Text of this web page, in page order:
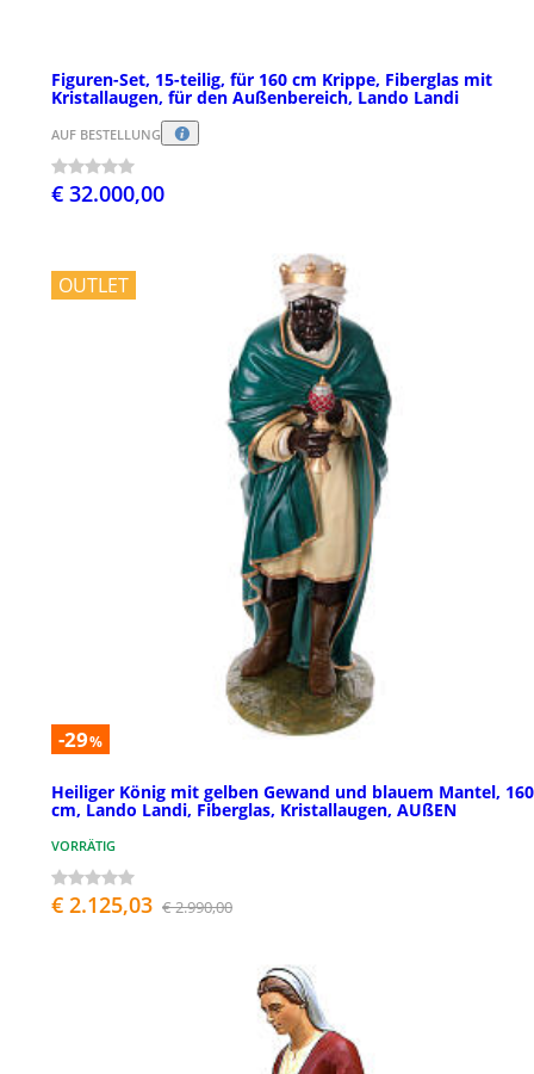
Figuren-Set, 15-teilig, für 160 cm Krippe, Fiberglas mit
Kristallaugen, für den Außenbereich, Lando Landi
AUF BESTELLUNG
€ 32.000,00
OUTLET
-29%
Heiliger König mit gelben Gewand und blauem Mantel, 160
cm, Lando Landi, Fiberglas, Kristallaugen, AUßEN
VORRÄTIG
€ 2.125,03 € 2.990,00